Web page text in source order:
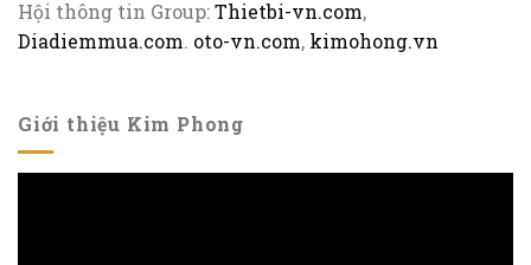
Hội thông tin Group:Thietbi-vn.com,
Diadiemmua.com. oto-vn.com, kimohong.vn
Giới thiệu Kim Phong